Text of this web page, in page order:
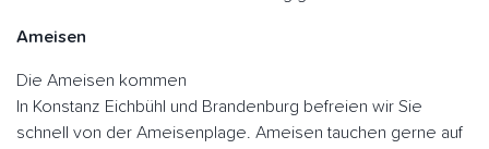
Ameisen
Die Ameisen kommen
In Konstanz Eichbühl und Brandenburg befreien wir Sie
schnell von der Ameisenplage. Ameisen tauchen gerne auf